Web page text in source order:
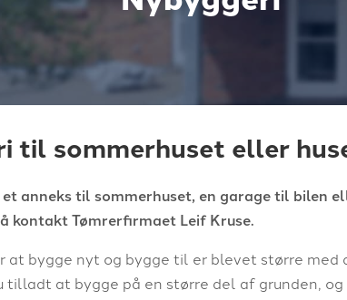
til sommerhuset eller
anneks til sommerhuset, en garage til bilen
kontakt Tømrerfirmaet Leif Kruse.
at bygge nyt og bygge til er blevet større med
tilladt at bygge på en større del af grunden,